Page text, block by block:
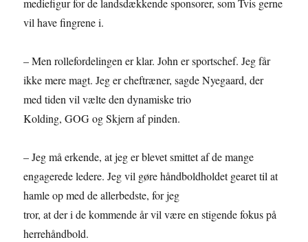
mediefigur for de landsdækkende sponsorer, som Tvis gerne
vil have fingrene i.
– Men rollefordelingen er klar. John er sportschef. Jeg får
ikke mere magt. Jeg er cheftræner, sagde Nyegaard, der
med tiden vil vælte den dynamiske trio
Kolding, GOG og Skjern af pinden.
– Jeg må erkende, at jeg er blevet smittet af de mange
engagerede ledere. Jeg vil gøre håndboldholdet gearet til at
hamle op med de allerbedste, for jeg
tror, at der i de kommende år vil være en stigende fokus på
herrehåndbold.